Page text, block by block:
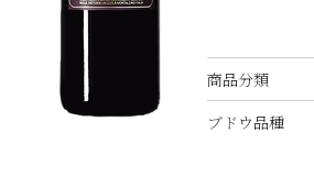
商品分類
ブドウ品種